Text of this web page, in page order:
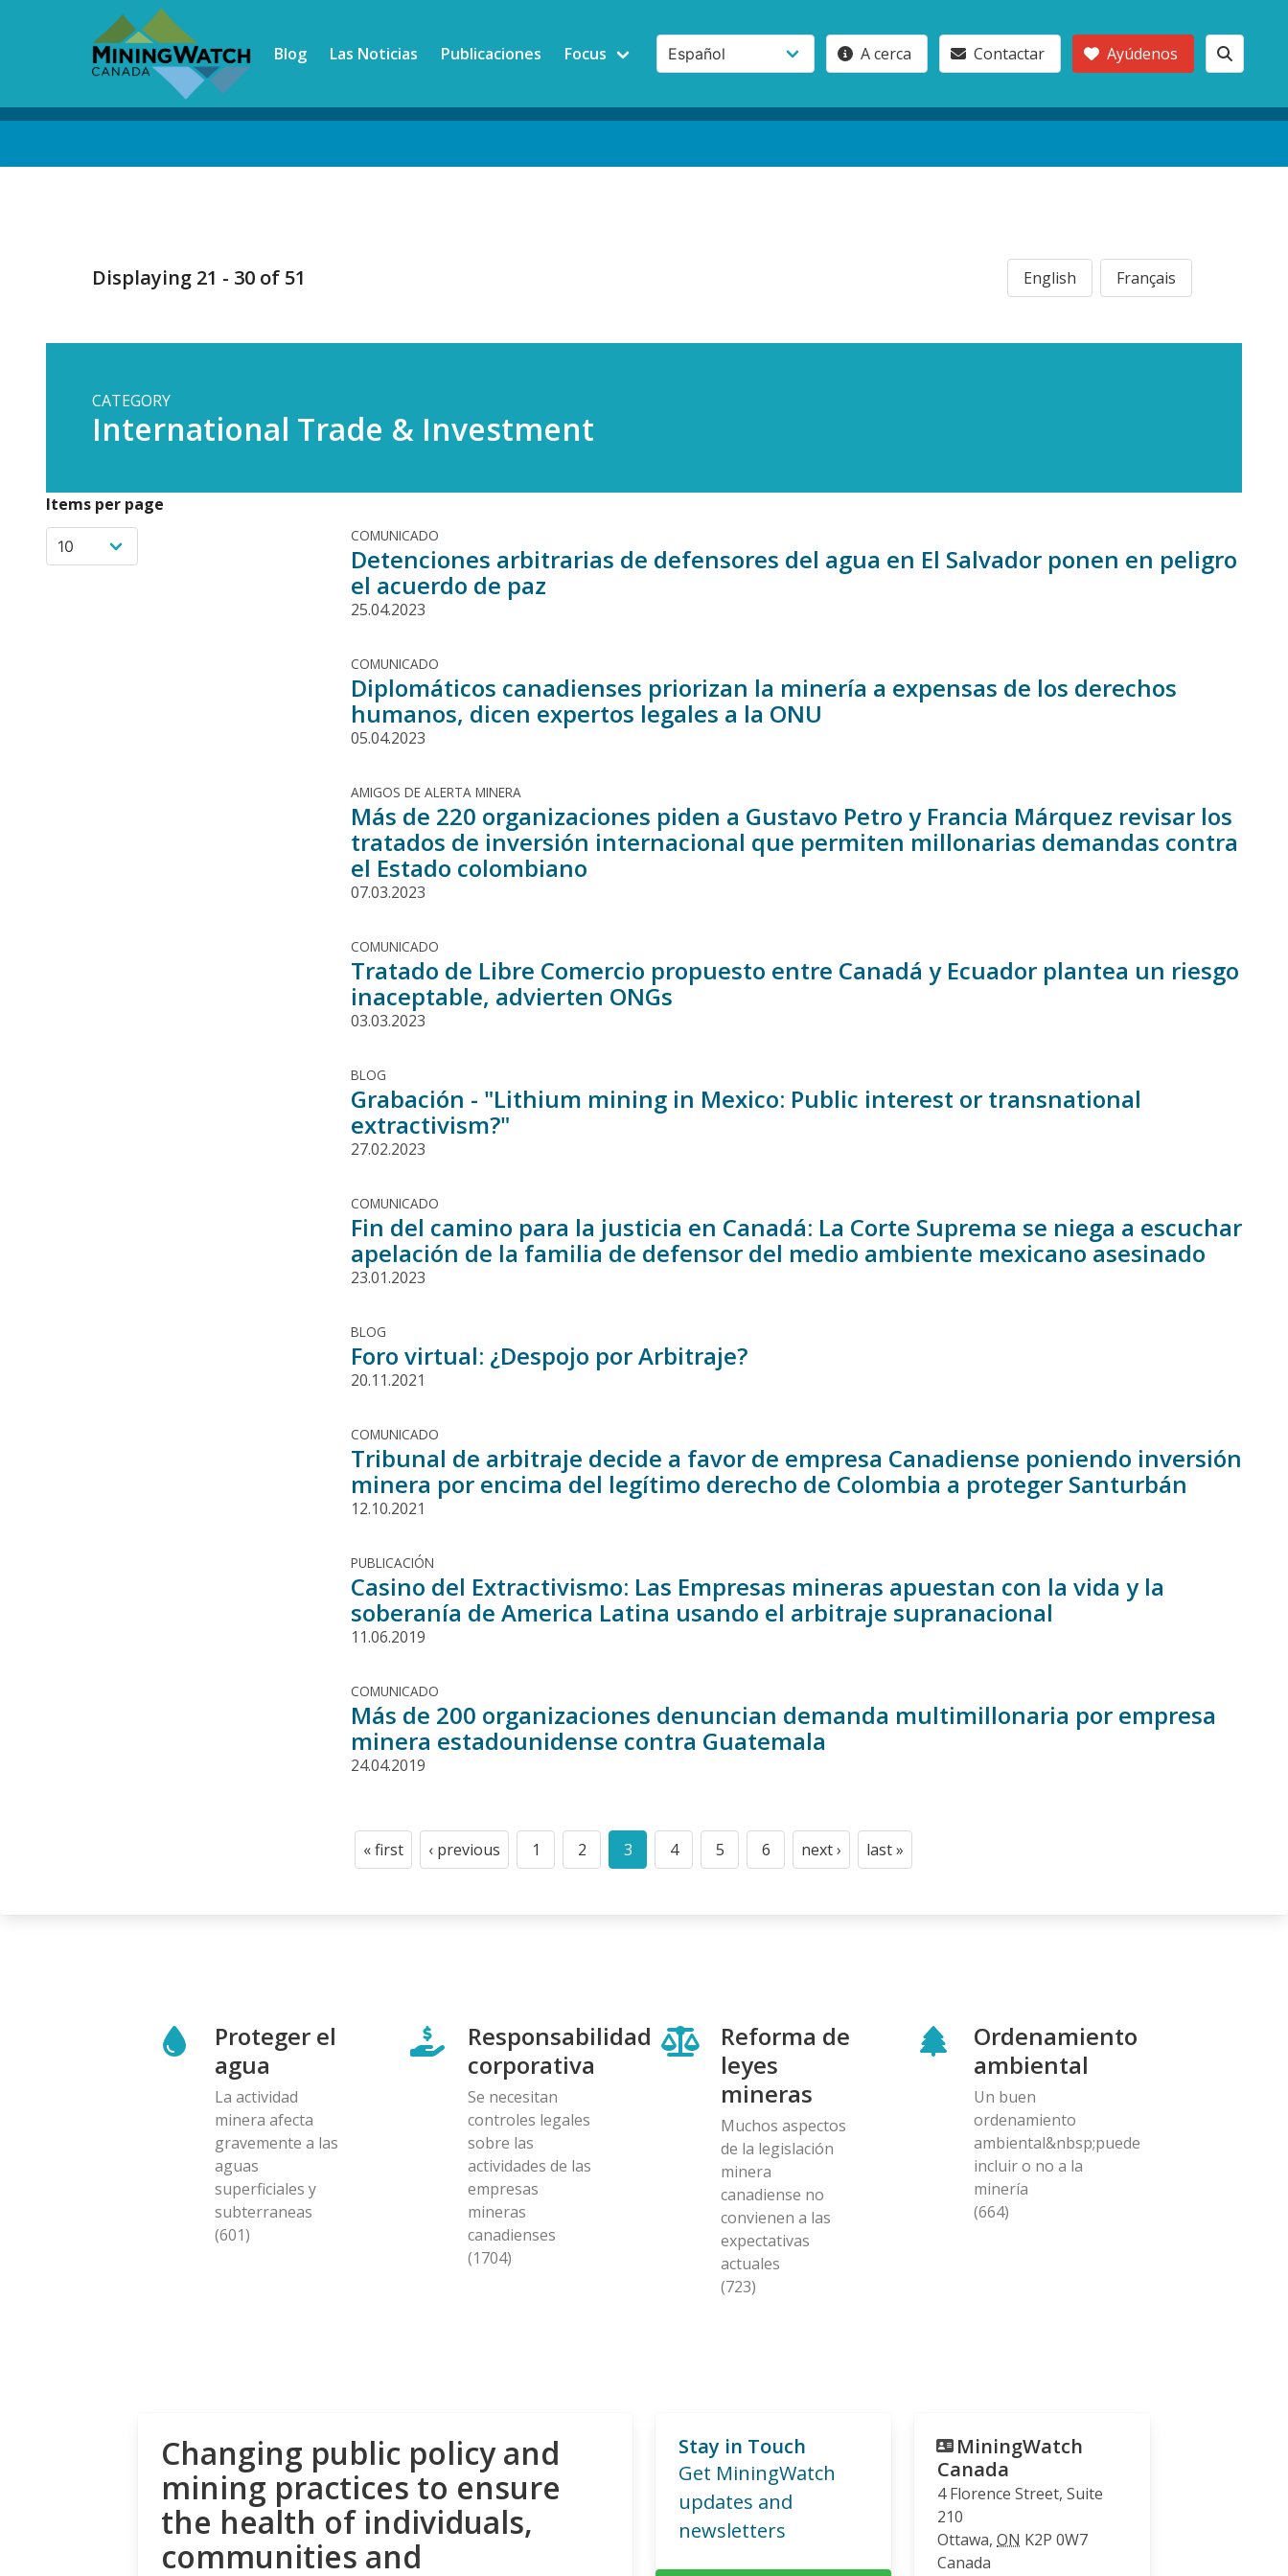
Blog Las Noticias Publicaciones Focus A cerca Contactar Ayúdenos
Displaying 21 - 30 of 51 English Français
CATEGORY
International Trade & Investment
Items per page
COMUNICADO
Detenciones arbitrarias de defensores del agua en El Salvador ponen en peligro
el acuerdo de paz
25.04.2023
COMUNICADO
Diplomáticos canadienses priorizan la minería a expensas de los derechos
humanos, dicen expertos legales a la ONU
05.04.2023
AMIGOS DE ALERTA MINERA
Más de 220 organizaciones piden a Gustavo Petro y Francia Márquez revisar los
tratados de inversión internacional que permiten millonarias demandas contra
el Estado colombiano
07.03.2023
COMUNICADO
Tratado de Libre Comercio propuesto entre Canadá y Ecuador plantea un riesgo
inaceptable, advierten ONGs
03.03.2023
BLOG
Grabación - "Lithium mining in Mexico: Public interest or transnational
extractivism?"
27.02.2023
COMUNICADO
Fin del camino para la justicia en Canadá: La Corte Suprema se niega a escuchar
apelación de la familia de defensor del medio ambiente mexicano asesinado
23.01.2023
BLOG
Foro virtual: ¿Despojo por Arbitraje?
20.11.2021
COMUNICADO
Tribunal de arbitraje decide a favor de empresa Canadiense poniendo inversión
minera por encima del legítimo derecho de Colombia a proteger Santurbán
12.10.2021
PUBLICACIÓN
Casino del Extractivismo: Las Empresas mineras apuestan con la vida y la
soberanía de America Latina usando el arbitraje supranacional
11.06.2019
COMUNICADO
Más de 200 organizaciones denuncian demanda multimillonaria por empresa
minera estadounidense contra Guatemala
24.04.2019
Paginación
First
« first
Previous
‹ previous
Page
1
Page
2
Current
3
Page
4
Page
5
Page
6
Next
next ›
Last
last »
Proteger el
agua
La actividad
minera afecta
gravemente a las
aguas
superficiales y
subterraneas
(601)
Responsabilidad
corporativa
Se necesitan
controles legales
sobre las
actividades de las
empresas
mineras
canadienses
(1704)
Reforma de
leyes
mineras
Muchos aspectos
de la legislación
minera
canadiense no
convienen a las
expectativas
actuales
(723)
Ordenamiento
ambiental
Un buen
ordenamiento
ambiental&nbsp;puede
incluir o no a la
minería
(664)
Changing public policy and
mining practices to ensure
the health of individuals,
communities and
Stay in Touch
Get MiningWatch
updates and
newsletters
MiningWatch
Canada
4 Florence Street, Suite
210
Ottawa, ON K2P 0W7
Canada